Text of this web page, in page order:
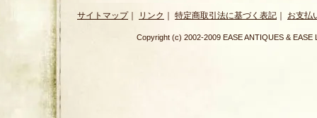
サイトマップ｜ リンク ｜ 特定商取引法に基づく表記 ｜ お支払
Copyright (c) 2002-2009 EASE ANTIQUES &